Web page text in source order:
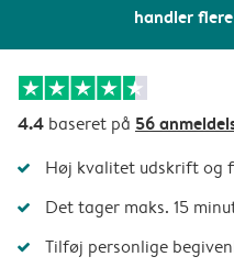
handler
4.4 baseret på 56
Høj kvalitet udskrift og
Det tager maks. 15
Tilføj personlige